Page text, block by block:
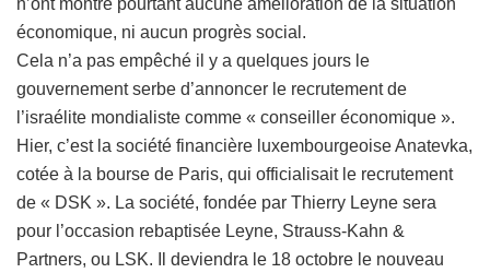
n’ont montré pourtant aucune amélioration de la situation
économique, ni aucun progrès social.
Cela n’a pas empêché il y a quelques jours le
gouvernement serbe d’annoncer le recrutement de
l’israélite mondialiste comme « conseiller économique ».
Hier, c’est la société financière luxembourgeoise Anatevka,
cotée à la bourse de Paris, qui officialisait le recrutement
de « DSK ». La société, fondée par Thierry Leyne sera
pour l’occasion rebaptisée Leyne, Strauss-Kahn &
Partners, ou LSK. Il deviendra le 18 octobre le nouveau